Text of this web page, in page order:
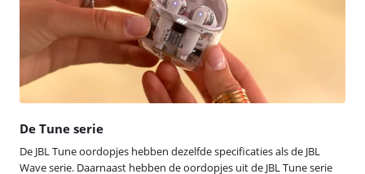
De Tune serie
De JBL Tune oordopjes hebben dezelfde specificaties als de JBL
Wave serie. Daarnaast hebben de oordopjes uit de JBL Tune serie